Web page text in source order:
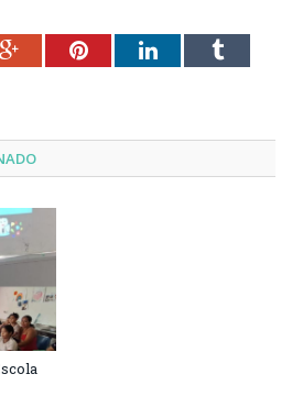
Google+PinterestLinkedInTumblr